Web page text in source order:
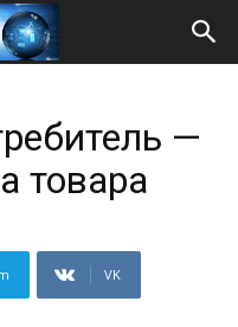
—
товара
VK